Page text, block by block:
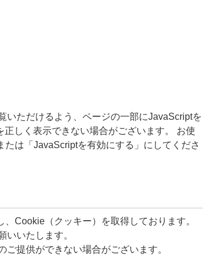
いただけるよう、ページの一部にJavaScriptを
しく表示できない場合がございます。 お使
は「JavaScriptを有効にする」にしてくださ
Cookie（クッキー）を取得しております。
いたします。
提供ができない場合がございます。